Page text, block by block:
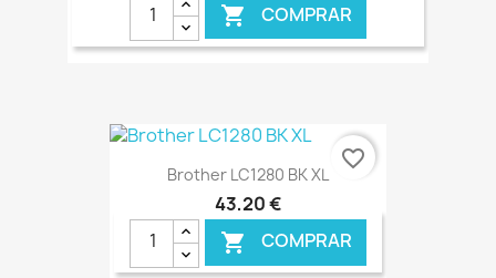
 COMPRAR
€ ONLINE
Brother LC1280 BK XL
43,20 €
 COMPRAR
favorite_border